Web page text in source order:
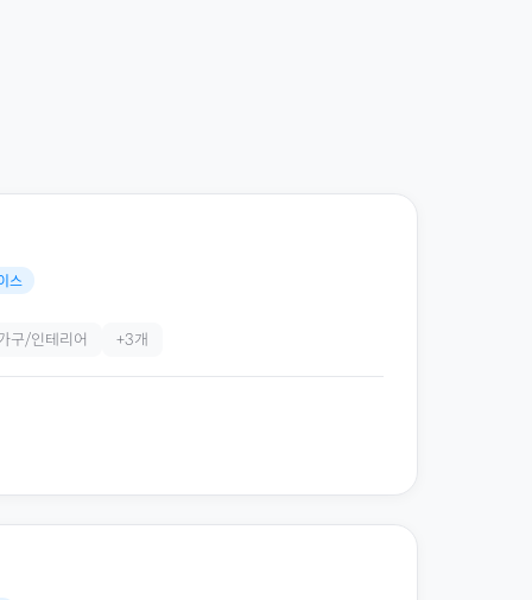
스
구/인테리어 +3개